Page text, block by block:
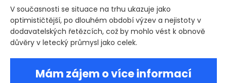
V současnosti se situace na trhu ukazuje jako
optimističtější, po dlouhém období výzev a nejistoty v
dodavatelských řetězcích, což by mohlo vést k obnově
důvěry v letecký průmysl jako celek.
Mám zájem o více informací